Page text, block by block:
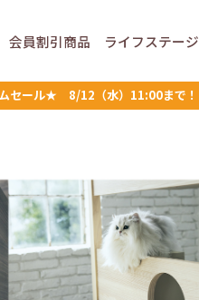
セール★ 8/12（水）11:00まで！
会員割引商品 ライフステージ